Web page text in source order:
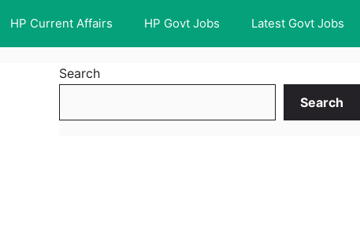
HP Current Affairs HP Govt Jobs Latest Govt Jobs
Search
Search